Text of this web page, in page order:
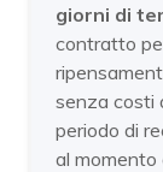
giorni di
contratto
senza costi
periodo di
al momento